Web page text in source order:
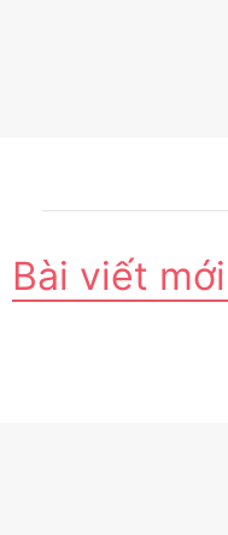
Bài viết mới